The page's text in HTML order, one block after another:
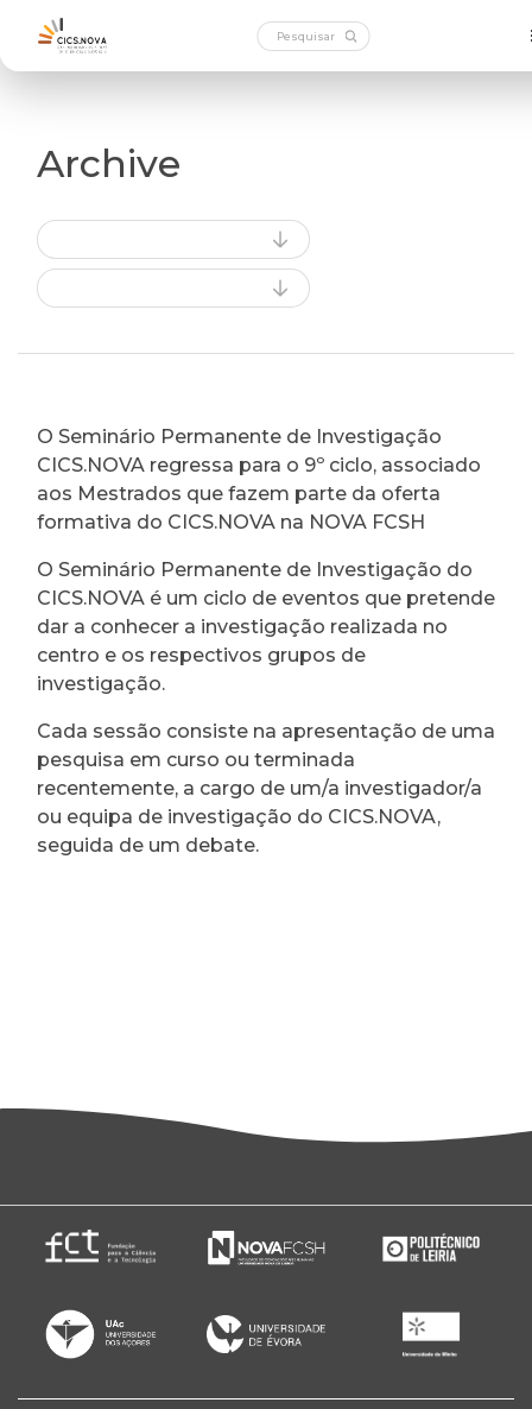
Archive
O Seminário Permanente de Investigação
CICS.NOVA regressa para o 9º ciclo, associado
aos Mestrados que fazem parte da oferta
formativa do CICS.NOVA na NOVA FCSH
O Seminário Permanente de Investigação do
CICS.NOVA é um ciclo de eventos que pretende
dar a conhecer a investigação realizada no
centro e os respectivos grupos de
investigação.
Cada sessão consiste na apresentação de uma
pesquisa em curso ou terminada
recentemente, a cargo de um/a investigador/a
ou equipa de investigação do CICS.NOVA,
seguida de um debate.